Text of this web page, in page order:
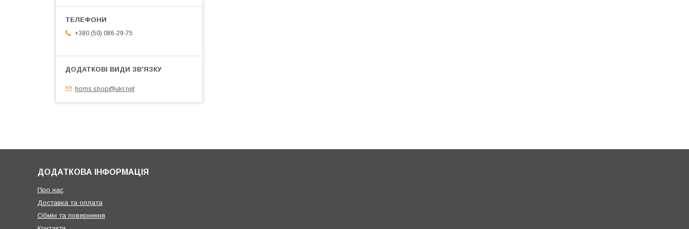
+380 (50) 086-29-75
homs.shop@ukr.net
ДОДАТКОВА ІНФОРМАЦІЯ
Про нас
Доставка та оплата
Обмін та повернення